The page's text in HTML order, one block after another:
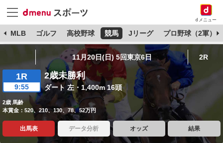
dメニュー
MLB ゴルフ 高校野球 競馬 Jリーグ プロ野球（2軍）
11月20日(日) 5回東京6日 2R
1R
9:55
2歳未勝利
ダート 左・1,400m 16頭
2歳 馬齢
本賞金：520、210、130、78、52万円
出馬表 データ分析 オッズ 結果